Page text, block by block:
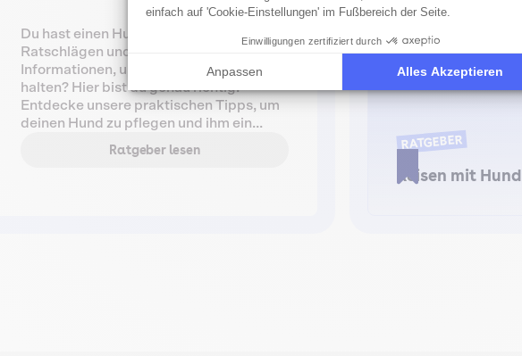
Du hast einen Hund und suchst nach
Ratschlägen und praktischen
Informationen, um ihn gesund und fit zu
halten? Hier bist du genau richtig.
Entdecke unsere praktischen Tipps, um
deinen Hund zu pflegen und ihm ein
unser Hunderatgeber perfekt geeignet.
Ratgeber lesen RATGEBER
Reisen mit Hund
einfach auf 'Cookie-Einstellungen' im Fußbereich der Seite.
Einwilligungen zertifiziert durch
Anpassen Alles Akzeptieren